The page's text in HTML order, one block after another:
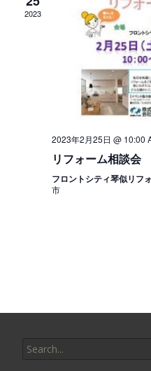
2023
2023年2月25日 @ 10:00
リフォーム相談会
フロントシティ琴似リフ
市
for: